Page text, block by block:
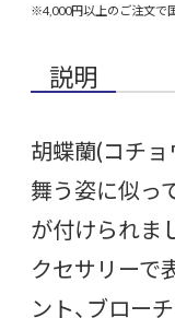
※4,000円以上のご注文で
説明
胡蝶蘭(コチ
舞う姿に似っ
が付けられま
クセサリーで
ント、ブロー